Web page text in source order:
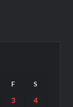
F S
3
4